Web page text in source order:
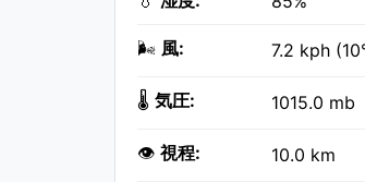
🌬️ 風: 7.2 kph
🌡️ 気圧: 1015.0 mb
👁️ 視程: 10.0 km